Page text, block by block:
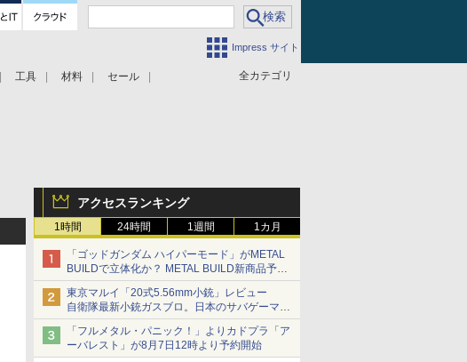
Impress サイト
全カテゴリ
工具 材料 セール
アクセスランキング
1時間 24時間 1週間 1カ月
「ゴッドガンダム ハイパーモード」がMETAL
BUILDで立体化か？ METAL BUILD新商品予告
が公開
東京マルイ「20式5.56mm小銃」レビュー
自衛隊最新小銃ガスブロ。日本のサバゲーマー
で本当によかった
「フルメタル・パニック！」よりカドプラ「ア
ーバレスト」が8月7日12時より予約開始